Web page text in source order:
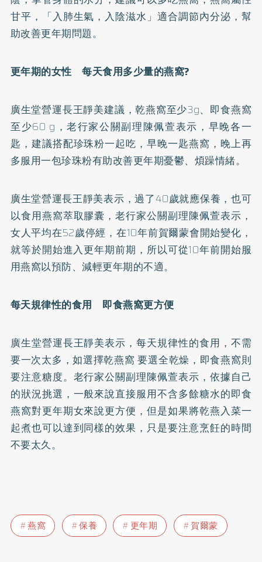
甘平，「入肺生氣，入陰滋水」適合調節內分泌，幫
助改善更年期問題。
更年期的女性 每天食用多少量的燕窩?
廣生堂營運長王靜美建議，乾燕窩至少3g、即食燕窩
至少60 g，老行家公關副理陳佩萱表示，早晚各一
匙，建議搭配珍珠粉一起吃，早晚一匙燕窩，晚上再
多服用一包珍珠粉有助改善更年期憂鬱、煩躁情緒。
廣生堂營運長王靜美表示，過了40歲就應保養，也可
以食用燕窩萃取膠囊，老行家公關副理陳佩萱表示，
女人平均在52歲停經，在10年前賀爾蒙會開始變化，
就等於開始進入更年期前期，所以可從10年前開始服
用燕窩以預防、減輕更年期的不適。
每天規律性的食用 即食燕窩更方便
廣生堂營運長王靜美表示，每天規律性的食用，不需
要一次太多，如選擇乾燕窩 要選全乾燥，即食燕窩則
要注意糖度。老行家公關副理陳佩萱表示，依據自己
的狀況挑選，一般來說直接服用不含多餘糖水的即食
燕窩對更年期女來說更方便，但是如果將乾燕入菜一
起煮也可以達到同樣的效果，只是要注意烹飪的時間
不要太久。
燕窩 保養 更年期 賀爾蒙